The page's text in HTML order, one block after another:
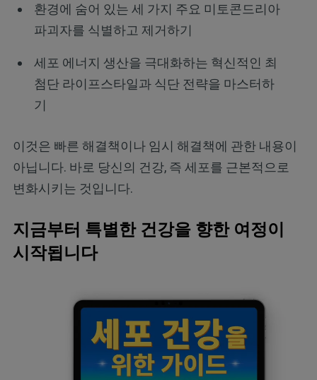
환경에 숨어 있는 세 가지 주요 미토콘드리아
파괴자를 식별하고 제거하기
세포 에너지 생산을 극대화하는 혁신적인 최
첨단 라이프스타일과 식단 전략을 마스터하
기
이것은 빠른 해결책이나 임시 해결책에 관한 내용이
아닙니다. 바로 당신의 건강, 즉 세포를 근본적으로
변화시키는 것입니다.
지금부터 특별한 건강을 향한 여정이
시작됩니다